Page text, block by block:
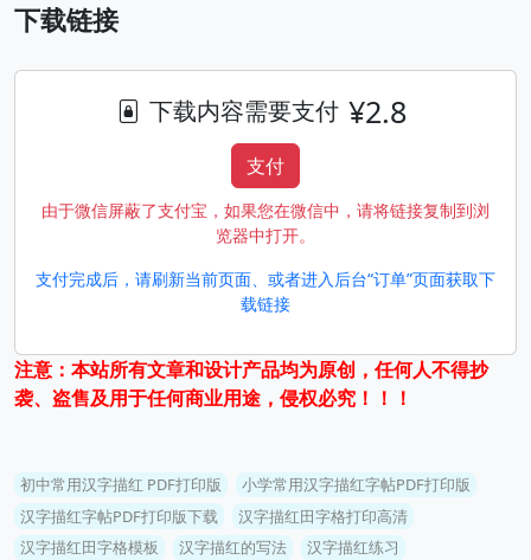
下载链接
下载内容需要支付 ¥2.8
支付
由于微信屏蔽了支付宝，如果您在微信中，请将链接复制到浏
览器中打开。
支付完成后，请刷新当前页面、或者进入后台“订单”页面获取下
载链接
注意：本站所有文章和设计产品均为原创，任何人不得抄
袭、盗售及用于任何商业用途，侵权必究！！！
初中常用汉字描红 PDF打印版
小学常用汉字描红字帖PDF打印版
汉字描红字帖PDF打印版下载
汉字描红田字格打印高清
汉字描红田字格模板
汉字描红的写法
汉字描红练习